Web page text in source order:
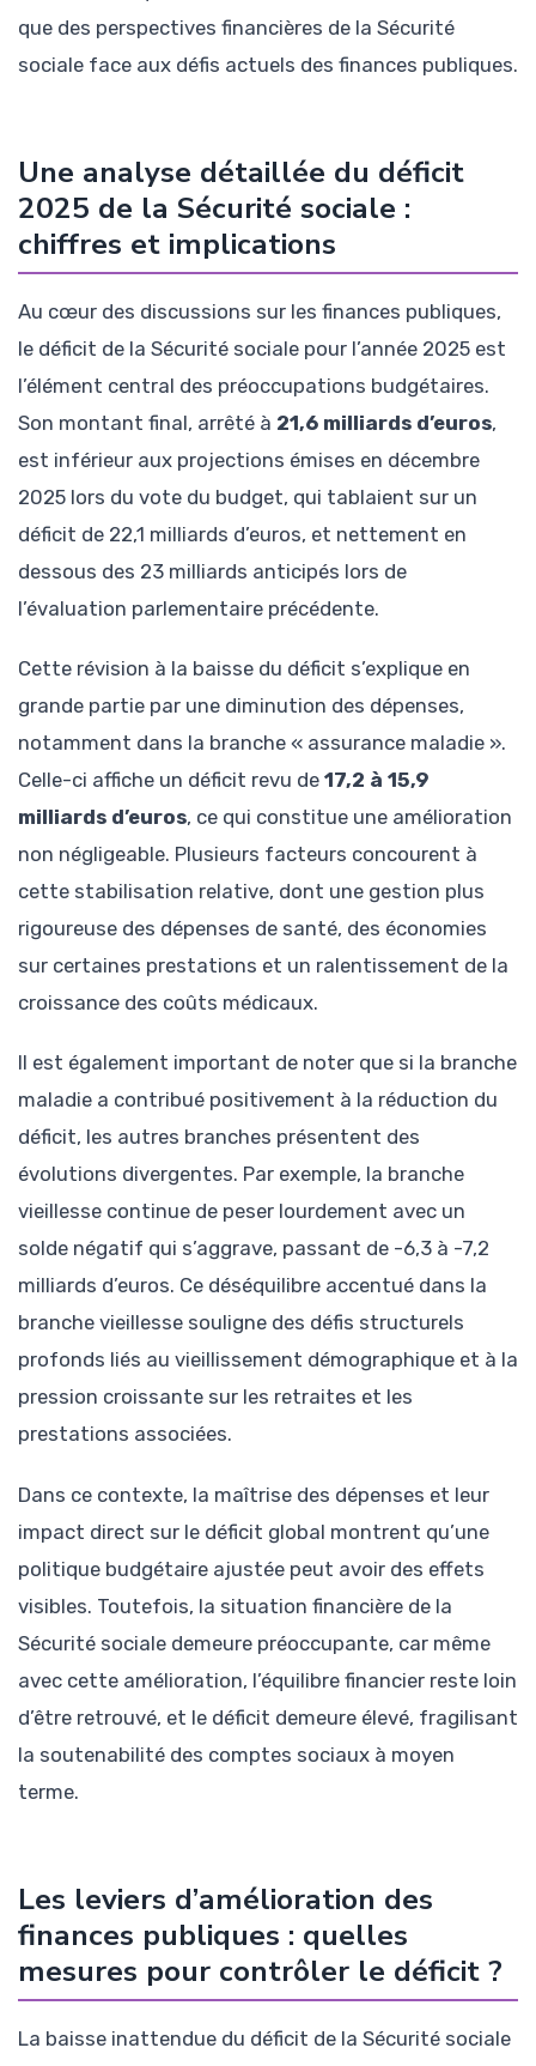
que des perspectives financières de la Sécurité
sociale face aux défis actuels des finances publiques.
Une analyse détaillée du déficit
2025 de la Sécurité sociale :
chiffres et implications
Au cœur des discussions sur les finances publiques,
le déficit de la Sécurité sociale pour l’année 2025 est
l’élément central des préoccupations budgétaires.
Son montant final, arrêté à 21,6 milliards d’euros,
est inférieur aux projections émises en décembre
2025 lors du vote du budget, qui tablaient sur un
déficit de 22,1 milliards d’euros, et nettement en
dessous des 23 milliards anticipés lors de
l’évaluation parlementaire précédente.
Cette révision à la baisse du déficit s’explique en
grande partie par une diminution des dépenses,
notamment dans la branche « assurance maladie ».
Celle-ci affiche un déficit revu de 17,2 à 15,9
milliards d’euros, ce qui constitue une amélioration
non négligeable. Plusieurs facteurs concourent à
cette stabilisation relative, dont une gestion plus
rigoureuse des dépenses de santé, des économies
sur certaines prestations et un ralentissement de la
croissance des coûts médicaux.
Il est également important de noter que si la branche
maladie a contribué positivement à la réduction du
déficit, les autres branches présentent des
évolutions divergentes. Par exemple, la branche
vieillesse continue de peser lourdement avec un
solde négatif qui s’aggrave, passant de -6,3 à -7,2
milliards d’euros. Ce déséquilibre accentué dans la
branche vieillesse souligne des défis structurels
profonds liés au vieillissement démographique et à la
pression croissante sur les retraites et les
prestations associées.
Dans ce contexte, la maîtrise des dépenses et leur
impact direct sur le déficit global montrent qu’une
politique budgétaire ajustée peut avoir des effets
visibles. Toutefois, la situation financière de la
Sécurité sociale demeure préoccupante, car même
avec cette amélioration, l’équilibre financier reste loin
d’être retrouvé, et le déficit demeure élevé, fragilisant
la soutenabilité des comptes sociaux à moyen
terme.
Les leviers d’amélioration des
finances publiques : quelles
mesures pour contrôler le déficit ?
La baisse inattendue du déficit de la Sécurité sociale